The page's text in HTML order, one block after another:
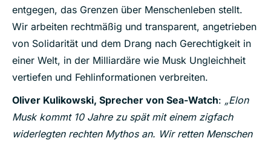
entgegen, das Grenzen über Menschenleben stellt.
Wir arbeiten rechtmäßig und transparent, angetrieben
von Solidarität und dem Drang nach Gerechtigkeit in
einer Welt, in der Milliardäre wie Musk Ungleichheit
vertiefen und Fehlinformationen verbreiten.
Oliver Kulikowski, Sprecher von Sea-Watch: „Elon
Musk kommt 10 Jahre zu spät mit einem zigfach
widerlegten rechten Mythos an. Wir retten Menschen